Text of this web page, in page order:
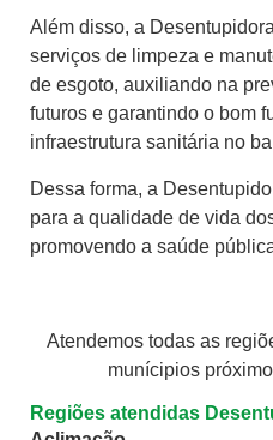
Além disso, a
serviços de limpeza e
de esgoto, auxiliando na
futuros e garantindo o bom
infraestrutura sanitária no
Dessa forma, a
para a qualidade de vida
promovendo a saúde
Atendemos todas as
munícipios
Regiões atendidas